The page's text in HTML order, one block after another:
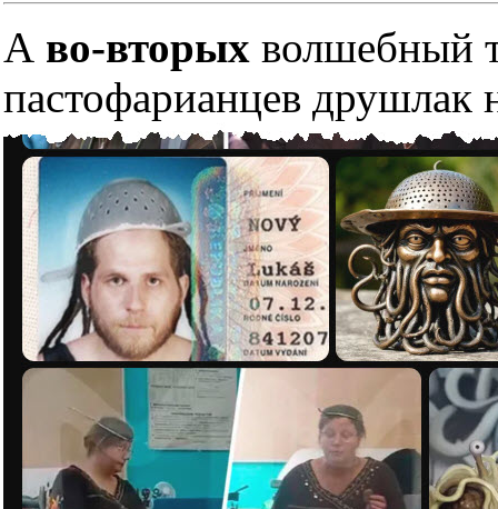
А во-вторых волшебный
пастофарианцев друшлак